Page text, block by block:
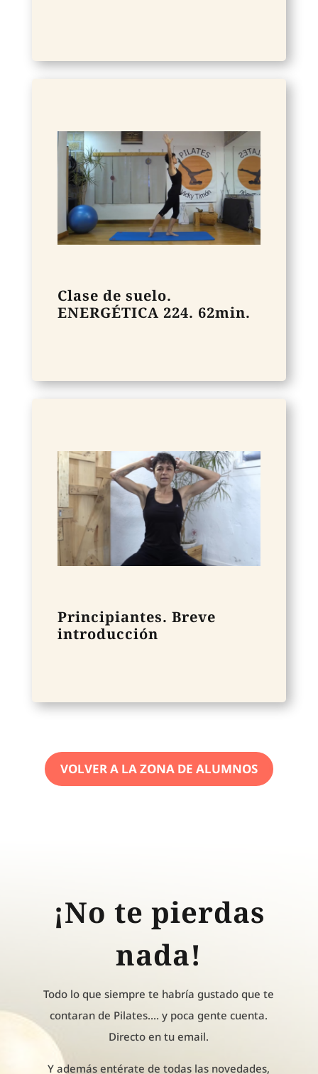
Clase de suelo.
ENERGÉTICA 224. 62min.
Principiantes. Breve
introducción
VOLVER A LA ZONA DE ALUMNOS
¡No te pierdas
nada!
Todo lo que siempre te habría gustado que te
contaran de Pilates.... y poca gente cuenta.
Directo en tu email.
Y además entérate de todas las novedades,